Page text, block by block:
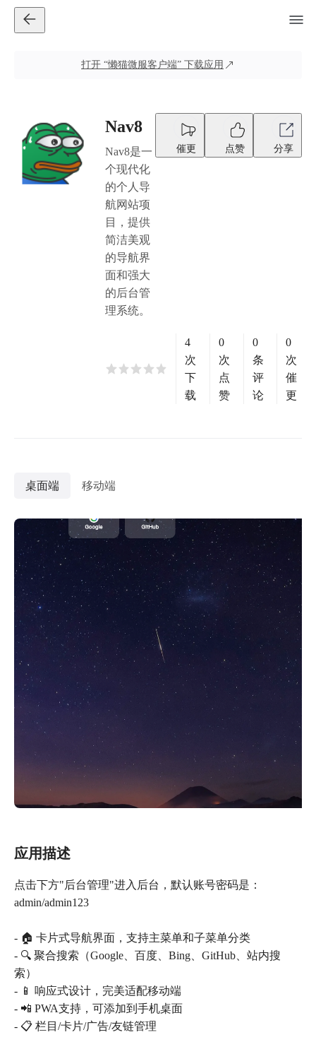
打开 “懒猫微服客户端” 下载应用
Nav8
Nav8是一
个现代化
的个人导
航网站项
目，提供
简洁美观
的导航界
面和强大
的后台管
理系统。
催更 点赞 分享
4
次
下
载
0
次
点
赞
0
条
评
论
0
次
催
更
桌面端 移动端
应用描述
点击下方"后台管理"进入后台，默认账号密码是：
admin/admin123
- 🏠 卡片式导航界面，支持主菜单和子菜单分类
- 🔍 聚合搜索（Google、百度、Bing、GitHub、站内搜
索）
- 📱 响应式设计，完美适配移动端
- 📲 PWA支持，可添加到手机桌面
- 📋 栏目/卡片/广告/友链管理